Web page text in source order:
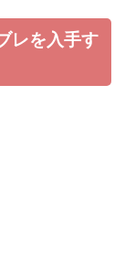
レを入手す